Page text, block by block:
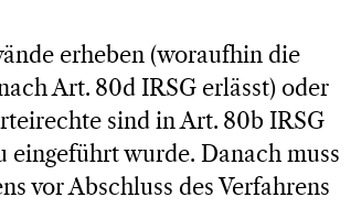
erheben (woraufhin die
Art. 80d IRSG erlässt) oder
sind in Art. 80b IRSG
eingeführt wurde. Danach muss
vor Abschluss des Verfahrens